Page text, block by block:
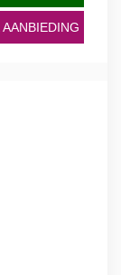
AANBIEDING